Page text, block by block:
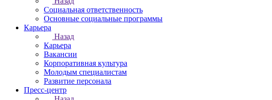
Социальная ответственность
Основные социальные программы
Карьера
Назад
Карьера
Вакансии
Корпоративная культура
Молодым специалистам
Развитие персонала
Пресс-центр